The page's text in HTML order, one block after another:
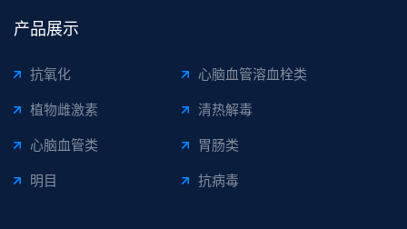
产品展示
抗氧化 心脑血管溶血栓类
植物雌激素 清热解毒
心脑血管类 胃肠类
明目 抗病毒